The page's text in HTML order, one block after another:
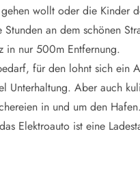
wollt oder die Kinder
Stunden an dem schönen
in nur 500m Entfernung.
für den lohnt sich ein
Unterhaltung. Aber auch
in und um den Hafen.
Elektroauto ist eine